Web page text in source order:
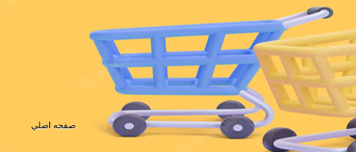
صفحه اصلي